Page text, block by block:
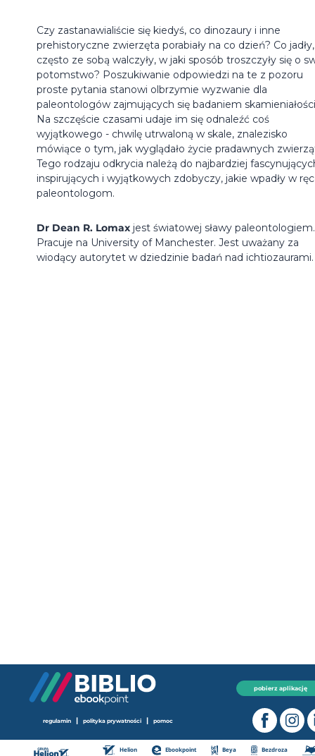
Czy zastanawialiście się kiedyś, co dinozaury i inne
prehistoryczne zwierzęta porabiały na co dzień? Co
często ze sobą walczyły, w jaki sposób troszczyły się o
potomstwo? Poszukiwanie odpowiedzi na te z pozoru
proste pytania stanowi olbrzymie wyzwanie dla
paleontologów zajmujących się badaniem
Na szczęście czasami udaje im się odnaleźć coś
wyjątkowego - chwilę utrwaloną w skale, znalezisko
mówiące o tym, jak wyglądało życie pradawnych
Tego rodzaju odkrycia należą do najbardziej
inspirujących i wyjątkowych zdobyczy, jakie wpadły w
paleontologom.
Dr Dean R. Lomax jest światowej sławy paleontologiem.
Pracuje na University of Manchester. Jest uważany za
wiodący autorytet w dziedzinie badań nad ichtiozaurami.
pobierz aplikację
regulamin | polityka prywatności | pomoc
Helion Ebookpoint Beya Bezdroza